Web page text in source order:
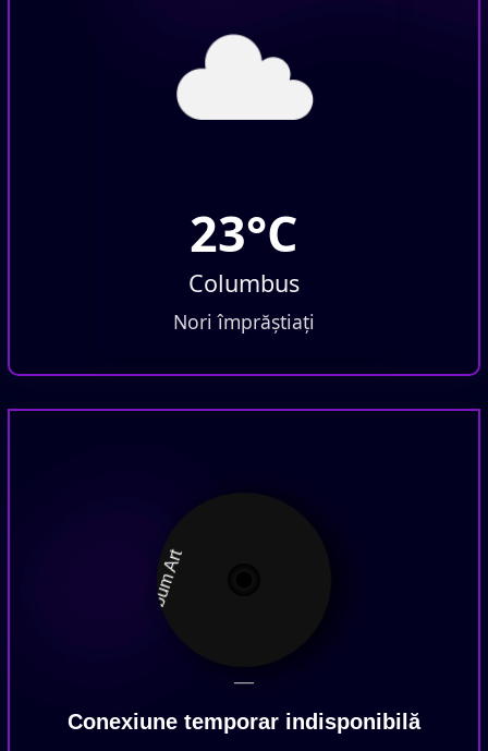
23°C
Columbus
Nori împrăștiați
—
Conexiune temporar indisponibilă